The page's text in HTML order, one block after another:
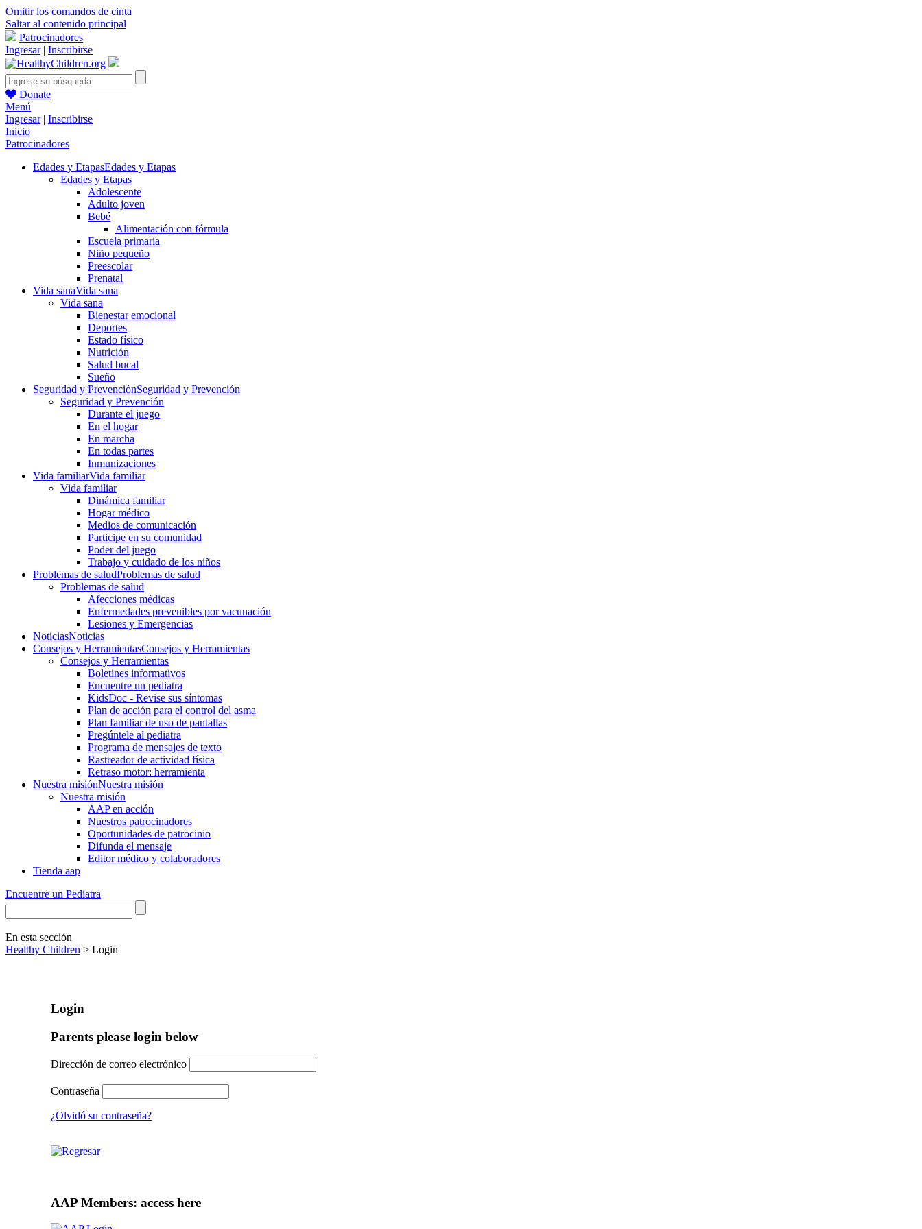
Omitir los comandos de cinta
Saltar al contenido principal
Patrocinadores
Ingresar| Inscribirse
Donate
Menú
Ingresar| Inscribirse
Inicio
Patrocinadores
Edades y EtapasEdades y Etapas
Edades y Etapas
Adolescente
Adulto joven
Bebé
Alimentación con fórmula
Escuela primaria
Niño pequeño
Preescolar
Prenatal
Vida sanaVida sana
Vida sana
Bienestar emocional
Deportes
Estado físico
Nutrición
Salud bucal
Sueño
Seguridad y PrevenciónSeguridad y Prevención
Seguridad y Prevención
Durante el juego
En el hogar
En marcha
En todas partes
Inmunizaciones
Vida familiarVida familiar
Vida familiar
Dinámica familiar
Hogar médico
Medios de comunicación
Participe en su comunidad
Poder del juego
Trabajo y cuidado de los niños
Problemas de saludProblemas de salud
Problemas de salud
Afecciones médicas
Enfermedades prevenibles por vacunación
Lesiones y Emergencias
NoticiasNoticias
Consejos y HerramientasConsejos y Herramientas
Consejos y Herramientas
Boletines informativos
Encuentre un pediatra
KidsDoc - Revise sus síntomas
Plan de acción para el control del asma
Plan familiar de uso de pantallas
Pregúntele al pediatra
Programa de mensajes de texto
Rastre​​ador de activida​d física
Retraso motor: herramienta
Nuestra misiónNuestra misión
Nuestra misión
AAP en acción
Nuestros patrocinadores
Oportunidades de patrocinio
Difunda el mensaje
Editor médico y colaboradores
Tienda aap
Encuentre un Pediatra
En esta sección
Healthy Children > Login
Login
Parents please login below
Dirección de correo electrónico
Contraseña
¿Olvidó su contraseña?
AAP Members: access here